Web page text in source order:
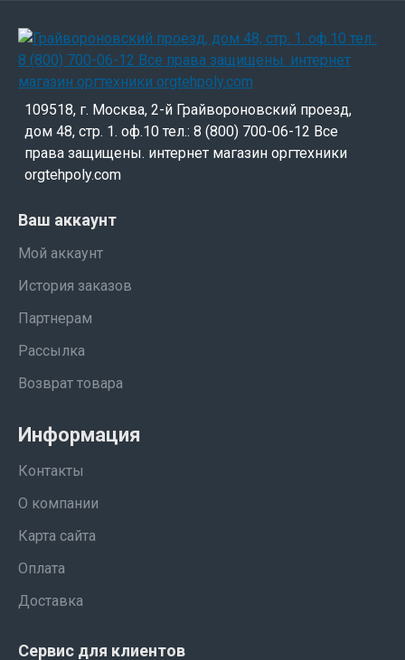
109518, г. Москва, 2-й Грайвороновский проезд,
дом 48, стр. 1. оф.10 тел.: 8 (800) 700-06-12 Все
права защищены. интернет магазин оргтехники
orgtehpoly.com
Ваш аккаунт
Мой аккаунт
История заказов
Партнерам
Рассылка
Возврат товара
Информация
Контакты
О компании
Карта сайта
Оплата
Доставка
Сервис для клиентов